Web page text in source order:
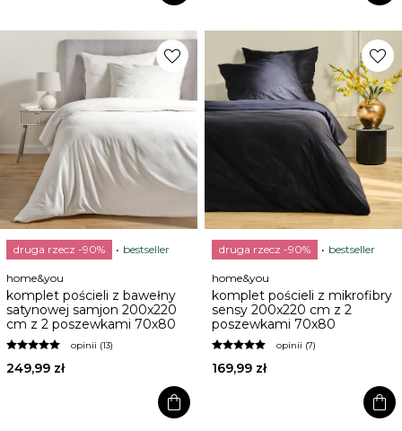
favorite
druga rzecz -90% bestseller
home&you
komplet pościeli z bawełny
satynowej samjon 200x220
cm z 2 poszewkami 70x80
opinii (13)
249,99 zł
shopping_bag
favorite
druga rzecz -90% bestseller
home&you
komplet pościeli z mikrofibry
sensy 200x220 cm z 2
poszewkami 70x80
opinii (7)
169,99 zł
shopping_bag